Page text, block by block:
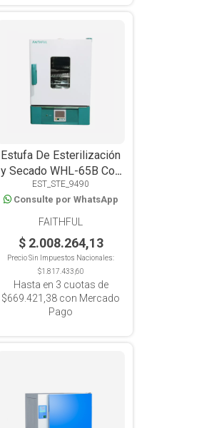
Estufa De Esterilización
y Secado WHL-65B Con
Convección Natural y
Controlador Digital
EST_STE_9490
Consulte por WhatsApp
FAITHFUL
$ 2.008.264,13
Precio Sin Impuestos Nacionales:
$1.817.433,60
Hasta en 3 cuotas de
$669.421,38 con Mercado
Pago